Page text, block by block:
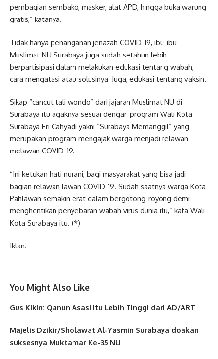
pembagian sembako, masker, alat APD, hingga buka warung
gratis,” katanya.
Tidak hanya penanganan jenazah COVID-19, ibu-ibu
Muslimat NU Surabaya juga sudah setahun lebih
berpartisipasi dalam melakukan edukasi tentang wabah,
cara mengatasi atau solusinya. Juga, edukasi tentang vaksin.
Sikap “cancut tali wondo” dari jajaran Muslimat NU di
Surabaya itu agaknya sesuai dengan program Wali Kota
Surabaya Eri Cahyadi yakni “Surabaya Memanggil” yang
merupakan program mengajak warga menjadi relawan
melawan COVID-19.
“Ini ketukan hati nurani, bagi masyarakat yang bisa jadi
bagian relawan lawan COVID-19. Sudah saatnya warga Kota
Pahlawan semakin erat dalam bergotong-royong demi
menghentikan penyebaran wabah virus dunia itu,” kata Wali
Kota Surabaya itu. (*)
Iklan.
You Might Also Like
Gus Kikin: Qanun Asasi itu Lebih Tinggi dari AD/ART
Majelis Dzikir/Sholawat Al-Yasmin Surabaya doakan
suksesnya Muktamar Ke-35 NU